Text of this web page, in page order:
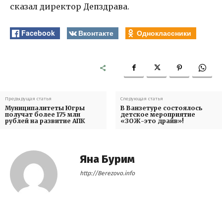
сказал директор Депздрава.
Facebook Вконтакте Одноклассники
Предыдущая статья
Муниципалитеты Югры
получат более 175 млн
рублей на развитие АПК
Следующая статья
В Ванзетуре состоялось
детское мероприятие
«ЗОЖ-это драйв»!
Яна Бурим
http://Berezovo.info